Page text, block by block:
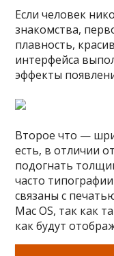
Если человек
знакомства,
плавность,
интерфейса
эффекты
Второе что —
есть, в отличии
подогнать
часто
связаны с
Mac OS, так как
как будут